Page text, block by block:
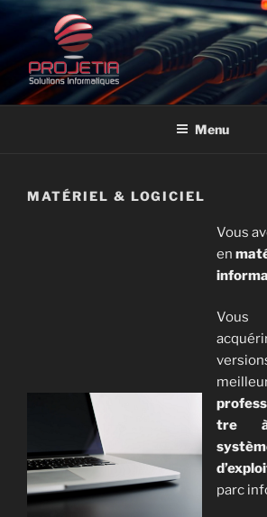
principal
PROJETIA –
INFORMATIQUES
Des professionnels au service des
Menu
MATÉRIEL & LOGICIEL
Vous
en
tre
parc